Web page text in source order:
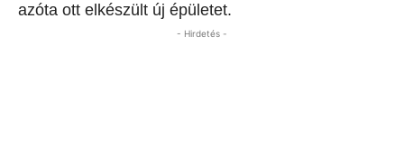
azóta ott elkészült új épületet.
- Hirdetés -